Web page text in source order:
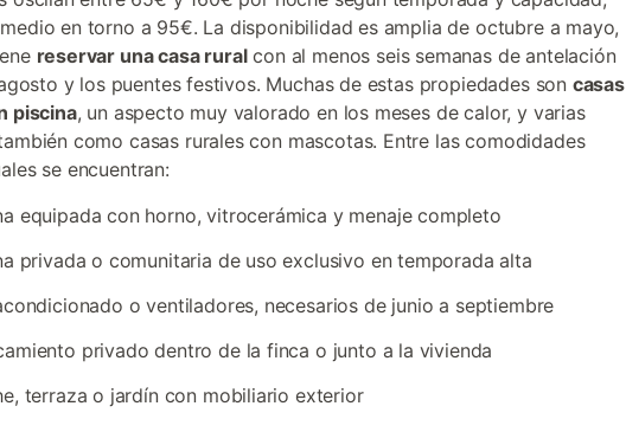
en torno a 95€. La disponibilidad es amplia de octubre a mayo,
reservar una casa ruralcon al menos seis semanas de antelación
y los puentes festivos. Muchas de estas propiedades son casas
piscina, un aspecto muy valorado en los meses de calor, y varias
como casas rurales con mascotas. Entre las comodidades
se encuentran:
equipada con horno, vitrocerámica y menaje completo
privada o comunitaria de uso exclusivo en temporada alta
o ventiladores, necesarios de junio a septiembre
privado dentro de la finca o junto a la vivienda
terraza o jardín con mobiliario exterior